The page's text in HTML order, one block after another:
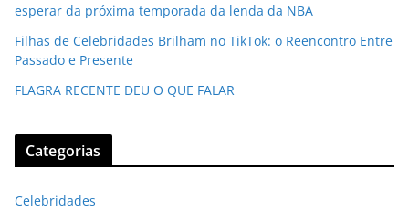
esperar da próxima temporada da lenda da NBA
Filhas de Celebridades Brilham no TikTok: o Reencontro Entre
Passado e Presente
FLAGRA RECENTE DEU O QUE FALAR
Categorias
Celebridades